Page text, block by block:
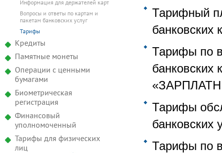
Информация для держателей карт
Вопросы и ответы по картам и
пакетам банковских услуг
Тарифы
Кредиты
Памятные монеты
Операции с ценными
бумагами
Биометрическая
регистрация
Финансовый
уполномоченный
Тарифы для физических
лиц
Тарифный
банковских
Тарифы по
банковских
Тарифы
Тарифы по